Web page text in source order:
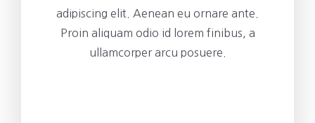
adipiscing elit. Aenean eu ornare ante.
Proin aliquam odio id lorem finibus, a
ullamcorper arcu posuere.